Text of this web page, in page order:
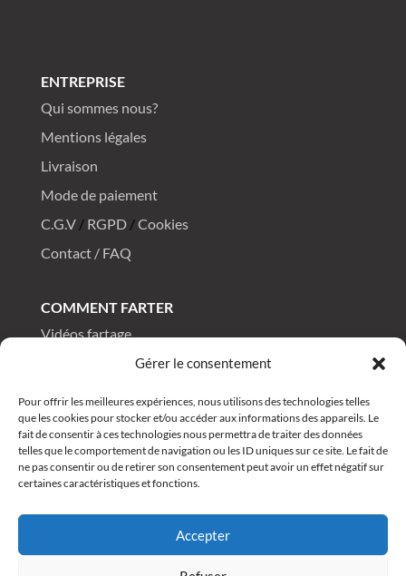
Gérer le consentement
Pour offrir les meilleures expériences, nous utilisons des technologies telles
que les cookies pour stocker et/ou accéder aux informations des appareils. Le
fait de consentir à ces technologies nous permettra de traiter des données
telles que le comportement de navigation ou les ID uniques sur ce site. Le fait de
ne pas consentir ou de retirer son consentement peut avoir un effet négatif sur
certaines caractéristiques et fonctions.
Accepter
ENTREPRISE
Qui sommes nous?
Mentions légales
Livraison
Mode de paiement
C.G.V/ RGPD/Cookies
Contact / FAQ
COMMENT FARTER
Vidéos fartage
DRAGONSKI®All rights reserved 2025